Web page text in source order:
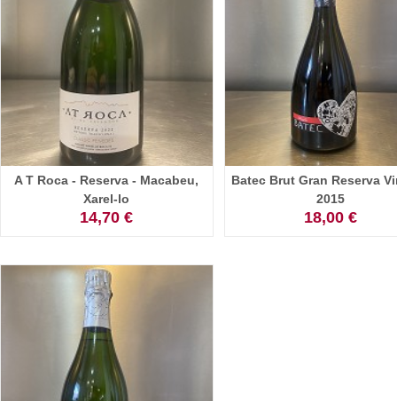
A T Roca - Reserva - Macabeu,
Xarel-lo
14,70 €
Batec Brut Gran Reserva
2015
18,00 €